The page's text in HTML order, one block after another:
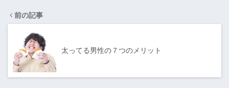
前の記事
太ってる男性の７つのメリット